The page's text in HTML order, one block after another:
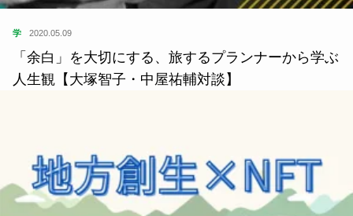
住 2021.07.17